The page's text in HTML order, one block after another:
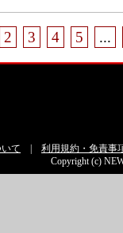
2 3 4 5 ...
て
利用規約・免責事
Copyright (c)